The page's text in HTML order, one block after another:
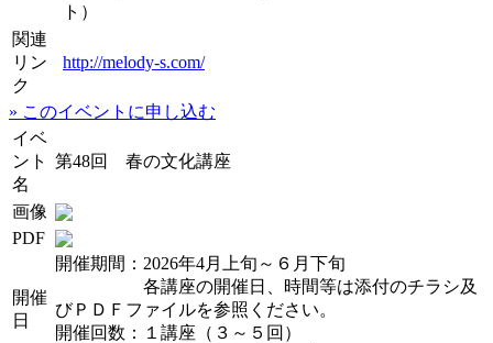
ト）
関連
リン
ク
http://melody-s.com/
» このイベントに申し込む
イベ
ント
名
第48回 春の文化講座
画像
PDF
開催
日
開催期間：2026年4月上旬～６月下旬
各講座の開催日、時間等は添付のチラシ及
びＰＤＦファイルを参照ください。
開催回数：１講座（３～５回）